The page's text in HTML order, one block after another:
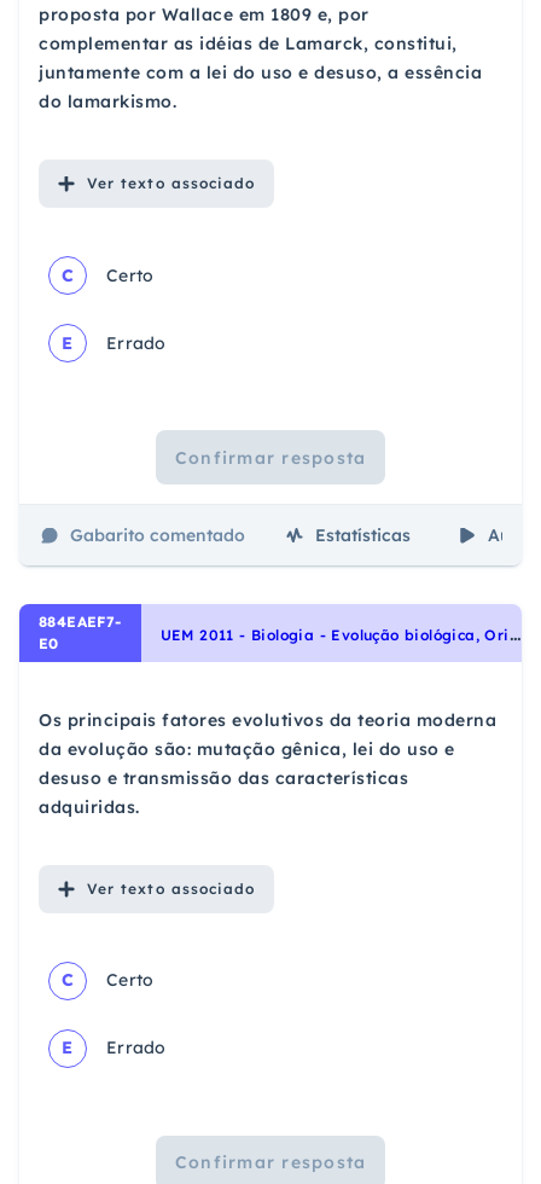
proposta por Wallace em 1809 e, por
complementar as idéias de Lamarck, constitui,
juntamente com a lei do uso e desuso, a essência
do lamarkismo.
Ver texto associado
C Certo
E Errado
Confirmar resposta
Gabarito comentado Estatísticas Aulas
884EAEF7-
E0
U
EM 2011 - Biologia - Evolução biológica, Origem e evolução da vida
Os principais fatores evolutivos da teoria moderna
da evolução são: mutação gênica, lei do uso e
desuso e transmissão das características
adquiridas.
Ver texto associado
C Certo
E Errado
Confirmar resposta